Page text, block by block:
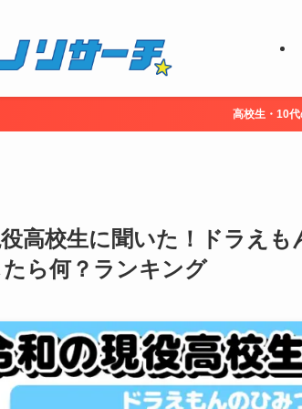
高校生・10
高校生に聞いた！ドラえ
ら何？ランキング